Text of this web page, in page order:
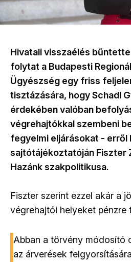
Hivatali visszaélés
folytat a Budapesti
Ügyészség egy friss
tisztázására, hogy Schadl
érdekében valóban
végrehajtókkal szembeni
fegyelmi eljárásokat - erről
sajtótájékoztatóján Fiszter
Hazánk szakpolitikusa.
Fiszter szerint ezzel akár a
végrehajtói helyeket pénzre
Abban a törvény módosító
az árverések